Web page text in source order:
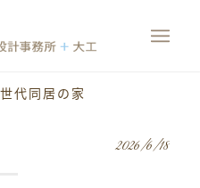
代同居の家
2026/6/18